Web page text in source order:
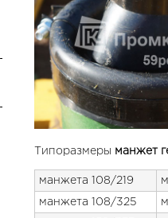
Типоразмеры манжет
манжета 108/219
манжета 108/325